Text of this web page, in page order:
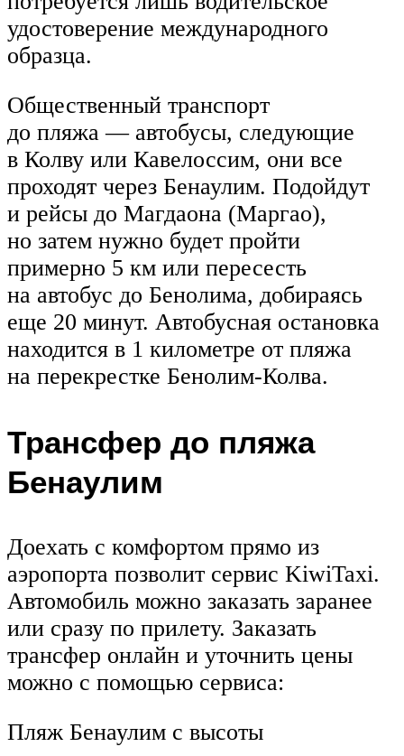
удостоверение международного
образца.
Общественный транспорт
до пляжа — автобусы, следующие
в Колву или Кавелоссим, они все
проходят через Бенаулим. Подойдут
и рейсы до Магдаона (Маргао),
но затем нужно будет пройти
примерно 5 км или пересесть
на автобус до Бенолима, добираясь
еще 20 минут. Автобусная остановка
находится в 1 километре от пляжа
на перекрестке Бенолим-Колва.
Трансфер до пляжа
Бенаулим
Доехать с комфортом прямо из
аэропорта позволит сервис KiwiTaxi.
Автомобиль можно заказать заранее
или сразу по прилету. Заказать
трансфер онлайн и уточнить цены
можно с помощью сервиса:
Пляж Бенаулим с высоты